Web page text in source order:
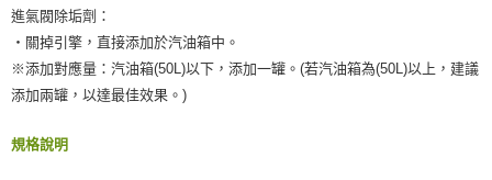
進氣閥除垢劑：
‧關掉引擎，直接添加於汽油箱中。
※添加對應量：汽油箱(50L)以下，添加一罐。(若汽油箱為(50L)以上，建議
添加兩罐，以達最佳效果。)
規格說明